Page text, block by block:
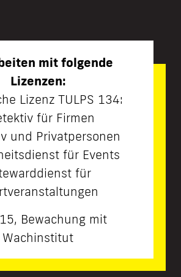
mit folgende
Lizenzen:
Lizenz TULPS 134:
für Firmen
und Privatpersonen
für Events
für
Bewachung mit
Wachinstitut